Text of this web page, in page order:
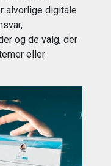
alvorlige digitale
og de valg, der
eller